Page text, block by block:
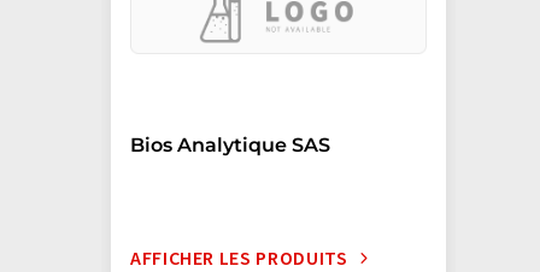
Bios Analytique SAS
AFFICHER LES PRODUITS